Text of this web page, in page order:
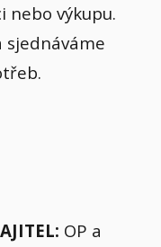
nebo výkupu.
sjednáváme
OP a